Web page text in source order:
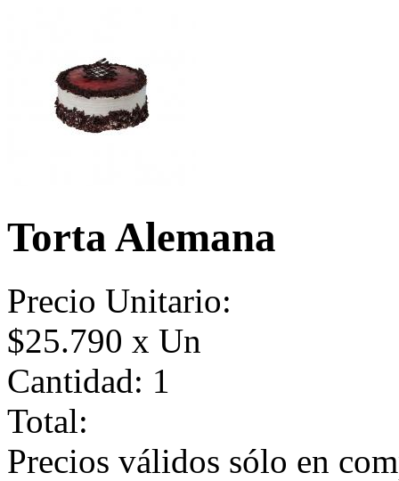
Torta Alemana
Precio Unitario:
$25.790 x Un
Cantidad: 1
Total:
Precios válidos sólo en